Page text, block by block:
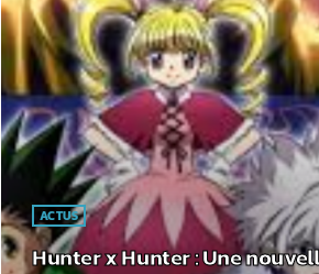
ACTUS
Hunter x Hunter : Une